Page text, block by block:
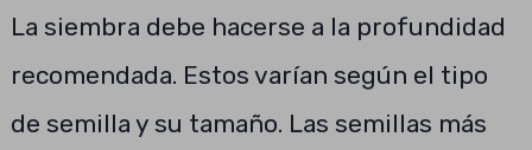
La siembra debe hacerse a la profundidad
recomendada. Estos varían según el tipo
de semilla y su tamaño. Las semillas más